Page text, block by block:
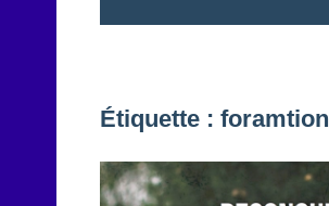
Étiquette : foramtion